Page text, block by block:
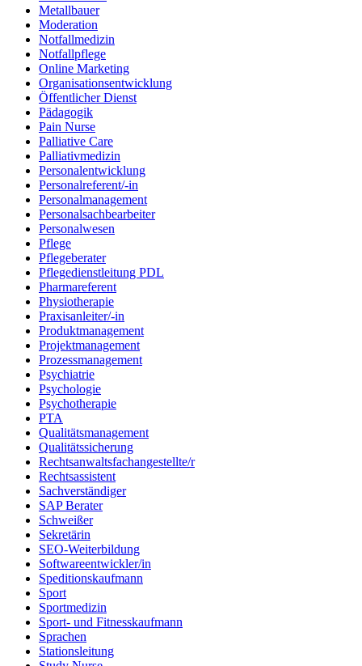
Metallbauer
Moderation
Notfallmedizin
Notfallpflege
Online Marketing
Organisationsentwicklung
Öffentlicher Dienst
Pädagogik
Pain Nurse
Palliative Care
Palliativmedizin
Personalentwicklung
Personalreferent/-in
Personalmanagement
Personalsachbearbeiter
Personalwesen
Pflege
Pflegeberater
Pflegedienstleitung PDL
Pharmareferent
Physiotherapie
Praxisanleiter/-in
Produktmanagement
Projektmanagement
Prozessmanagement
Psychiatrie
Psychologie
Psychotherapie
PTA
Qualitätsmanagement
Qualitätssicherung
Rechtsanwaltsfachangestellte/r
Rechtsassistent
Sachverständiger
SAP Berater
Schweißer
Sekretärin
SEO-Weiterbildung
Softwareentwickler/in
Speditionskaufmann
Sport
Sportmedizin
Sport- und Fitnesskaufmann
Sprachen
Stationsleitung